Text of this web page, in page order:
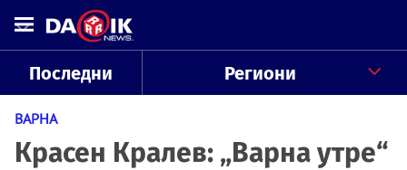
Последни Региони
ВАРНА
Красен Кралев: „Варна утре“